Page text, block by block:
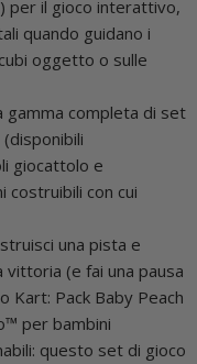
per il gioco interattivo,
quando guidano i
oggetto o sulle
gamma completa di set
giocattolo e
costruibili con cui
una pista e
(e fai una pausa
Kart: Pack Baby Peach
per bambini
questo set di gioco